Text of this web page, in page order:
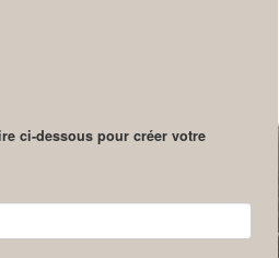
ci-dessous pour créer votre